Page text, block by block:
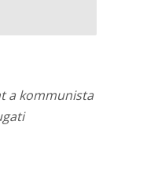
a kommunista